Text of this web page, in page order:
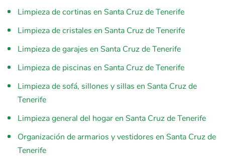
Limpieza de cortinas en Santa Cruz de Tenerife
Limpieza de cristales en Santa Cruz de Tenerife
Limpieza de garajes en Santa Cruz de Tenerife
Limpieza de piscinas en Santa Cruz de Tenerife
Limpieza de sofá, sillones y sillas en Santa Cruz de
Tenerife
Limpieza general del hogar en Santa Cruz de Tenerife
Organización de armarios y vestidores en Santa Cruz de
Tenerife